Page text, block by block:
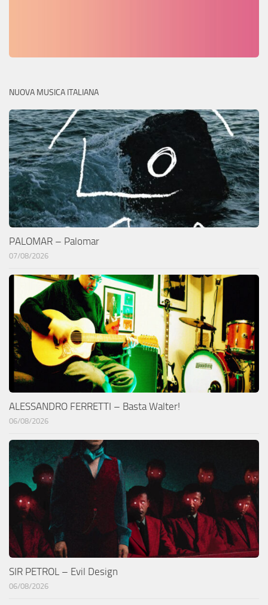
NUOVA MUSICA ITALIANA
PALOMAR – Palomar
07/08/2026
ALESSANDRO FERRETTI – Basta Walter!
06/08/2026
SIR PETROL – Evil Design
06/08/2026